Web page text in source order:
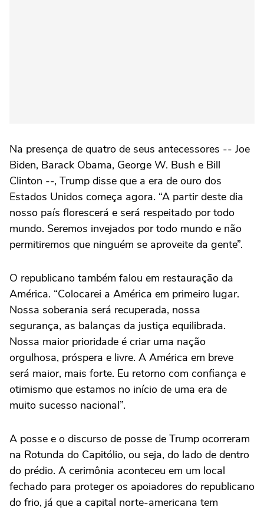
Na presença de quatro de seus antecessores -- Joe
Biden, Barack Obama, George W. Bush e Bill
Clinton --, Trump disse que a era de ouro dos
Estados Unidos começa agora. “A partir deste dia
nosso país florescerá e será respeitado por todo
mundo. Seremos invejados por todo mundo e não
permitiremos que ninguém se aproveite da gente”.
O republicano também falou em restauração da
América. “Colocarei a América em primeiro lugar.
Nossa soberania será recuperada, nossa
segurança, as balanças da justiça equilibrada.
Nossa maior prioridade é criar uma nação
orgulhosa, próspera e livre. A América em breve
será maior, mais forte. Eu retorno com confiança e
otimismo que estamos no início de uma era de
muito sucesso nacional”.
A posse e o discurso de posse de Trump ocorreram
na Rotunda do Capitólio, ou seja, do lado de dentro
do prédio. A cerimônia aconteceu em um local
fechado para proteger os apoiadores do republicano
do frio, já que a capital norte-americana tem